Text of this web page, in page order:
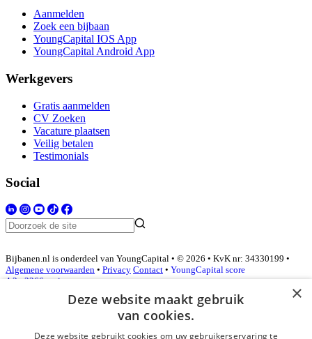
Aanmelden
Zoek een bijbaan
YoungCapital IOS App
YoungCapital Android App
Werkgevers
Gratis aanmelden
CV Zoeken
Vacature plaatsen
Veilig betalen
Testimonials
Social
Bijbanen.nl is onderdeel van YoungCapital • © 2026 • KvK nr: 34330199 •
Algemene voorwaarden • Privacy Contact • YoungCapital score
4.3 - 3366 reviews
Inloggen als bedrijf
×
Deze website maakt gebruik
van cookies.
Deze website gebruikt cookies om uw gebruikerservaring te